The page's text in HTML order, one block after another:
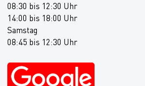
08:30 bis 12:30 Uhr
14:00 bis 18:00 Uhr
Samstag
08:45 bis 12:30 Uhr